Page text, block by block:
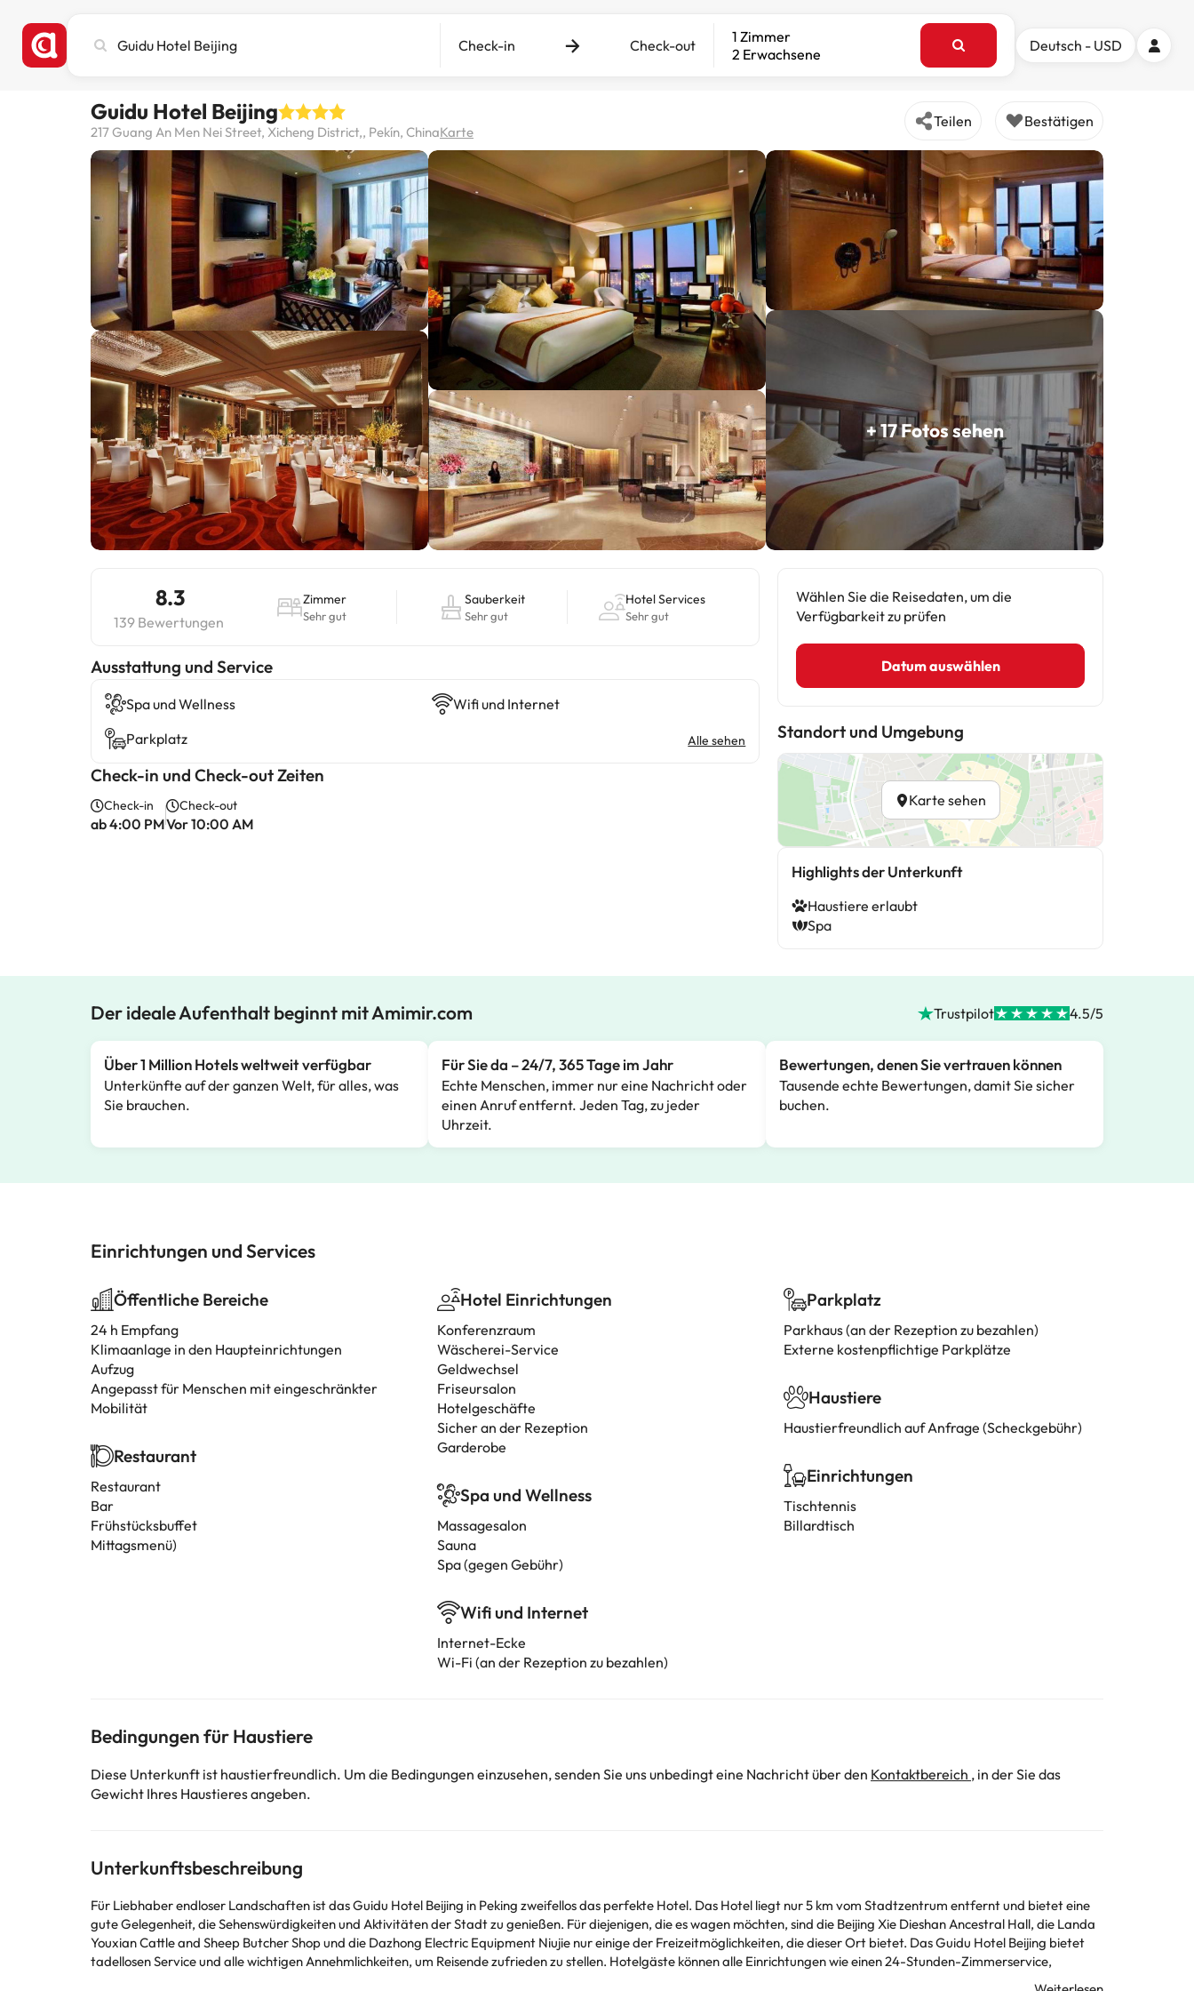
Hotel
eingeben
Check-in Check-out
1 Zimmer
2 Erwachsene
Deutsch - USD
Guidu Hotel Beijing
217 Guang An Men Nei Street, Xicheng District,, Pekín, ChinaKarte
Teilen Bestätigen
+ 17 Fotos sehen
8.3
139 Bewertungen
Zimmer
Sehr gut
Sauberkeit
Sehr gut
Hotel Services
Sehr gut
​Ausstattung und Service
Spa und Wellness
Wifi und Internet
Parkplatz
Alle sehen
Check-in und Check-out Zeiten
Check-in
ab 4:00 PM
Check-out
Vor 10:00 AM
Wählen Sie die Reisedaten, um die
Verfügbarkeit zu prüfen
Datum auswählen
Standort und Umgebung
Karte sehen
Highlights der Unterkunft
Haustiere erlaubt
Spa
Der ideale Aufenthalt beginnt mit Amimir.com Trustpilot 4.5/5
Über 1 Million Hotels weltweit verfügbar
Unterkünfte auf der ganzen Welt, für alles, was
Sie brauchen.
Für Sie da – 24/7, 365 Tage im Jahr
Echte Menschen, immer nur eine Nachricht oder
einen Anruf entfernt. Jeden Tag, zu jeder
Uhrzeit.
Bewertungen, denen Sie vertrauen können
Tausende echte Bewertungen, damit Sie sicher
buchen.
Einrichtungen und Services
Öffentliche Bereiche
24 h Empfang
Klimaanlage in den Haupteinrichtungen
Aufzug
Angepasst für Menschen mit eingeschränkter
Mobilität
Restaurant
Restaurant
Bar
Frühstücksbuffet
Mittagsmenü)
Hotel Einrichtungen
Konferenzraum
Wäscherei-Service
Geldwechsel
Friseursalon
Hotelgeschäfte
Sicher an der Rezeption
Garderobe
Spa und Wellness
Massagesalon
Sauna
Spa (gegen Gebühr)
Wifi und Internet
Internet-Ecke
Wi-Fi (an der Rezeption zu bezahlen)
Parkplatz
Parkhaus (an der Rezeption zu bezahlen)
Externe kostenpflichtige Parkplätze
Haustiere
Haustierfreundlich auf Anfrage (Scheckgebühr)
Einrichtungen
Tischtennis
Billardtisch
Bedingungen für Haustiere
Diese Unterkunft ist haustierfreundlich. Um die Bedingungen einzusehen, senden Sie uns unbedingt eine Nachricht über den Kontaktbereich , in der Sie das
Gewicht Ihres Haustieres angeben.
Unterkunftsbeschreibung
Für Liebhaber endloser Landschaften ist das Guidu Hotel Beijing in Peking zweifellos das perfekte Hotel. Das Hotel liegt nur 5 km vom Stadtzentrum entfernt und bietet eine
gute Gelegenheit, die Sehenswürdigkeiten und Aktivitäten der Stadt zu genießen. Für diejenigen, die es wagen möchten, sind die Beijing Xie Dieshan Ancestral Hall, die Landa
Youxian Cattle and Sheep Butcher Shop und die Dazhong Electric Equipment Niujie nur einige der Freizeitmöglichkeiten, die dieser Ort bietet. Das Guidu Hotel Beijing bietet
tadellosen Service und alle wichtigen Annehmlichkeiten, um Reisende zufrieden zu stellen. Hotelgäste können alle Einrichtungen wie einen 24-Stunden-Zimmerservice,
kostenloses WLAN in den Zimmern, WLAN in öffentlichen Bereichen, Parkplätze und Zimmerservice nutzen. Die Atmosphäre des Guidu Hotel Beijing spiegelt sich in jedem